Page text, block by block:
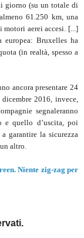
giorno (su un totale di
61.250 km, una
motori aerei accesi. [...]
europea: Bruxelles ha
(in realtà, spesso a
ancora presentare 24
2016, invece,
segnaleranno
e quello d’uscita, poi
garantire la sicurezza
altro.
Niente zig-zag per